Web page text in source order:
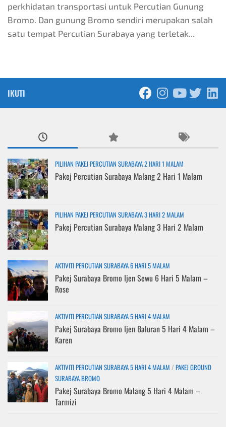
perkhidatan transportasi untuk Percutian Gunung
Bromo. Dan gunung Bromo sendiri merupakan salah
satu tempat Percutian Surabaya yang terletak...
IKUTI
PILIHAN PAKEJ PERCUTIAN SURABAYA 2 HARI 1 MALAM
Pakej Percutian Surabaya Malang 2 Hari 1 Malam
PILIHAN PAKEJ PERCUTIAN SURABAYA 3 HARI 2 MALAM
Pakej Percutian Surabaya Malang 3 Hari 2 Malam
AKTIVITI PERCUTIAN SURABAYA 6 HARI 5 MALAM
Pakej Surabaya Bromo Ijen Sewu 6 Hari 5 Malam –
Rose
AKTIVITI PERCUTIAN SURABAYA 5 HARI 4 MALAM
Pakej Surabaya Bromo Ijen Baluran 5 Hari 4 Malam –
Karen
AKTIVITI PERCUTIAN SURABAYA 5 HARI 4 MALAM / PAKEJ GROUND
SURABAYA BROMO
Pakej Surabaya Bromo Malang 5 Hari 4 Malam –
Tarmizi